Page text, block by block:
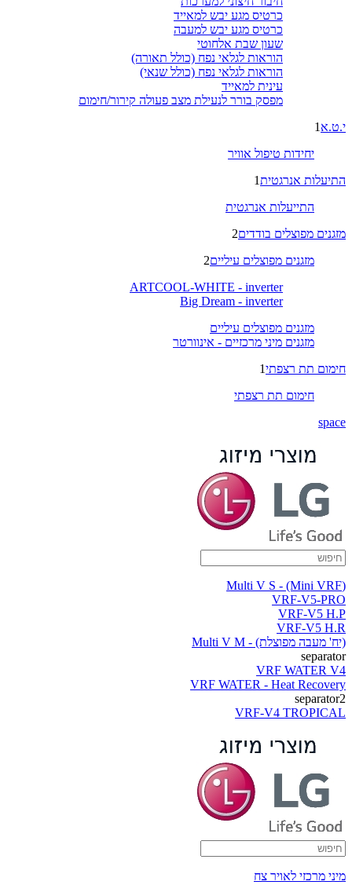
כרטיס מגע יבש למאייד
כרטיס מגע יבש למעבה
שעון שבת אלחוטי
הוראות לגלאי נפח (כולל תאורה)
הוראות לגלאי נפח (כולל שנאי)
עינית למאייד
מפסק בורר לנעילת מצב פעולה קירור/חימום
י.ט.א 1
יחידות טיפול אוויר
התיעלות אנרגטית1
התייעלות אנרגטית
מזגנים מפוצלים בודדים2
מזגנים מפוצלים עיליים2
ARTCOOL-WHITE - inverter
Big Dream - inverter
מזגנים מפוצלים עיליים
מזגנים מיני מרכזיים - אינוורטר
חימום תת רצפתי1
חימום תת רצפתי
space
(Multi V S - (Mini VRF
VRF-V5-PRO
VRF-V5 H.P
VRF-V5 H.R
(יח' מעבה מפוצלת) - Multi V M
separator
VRF WATER V4
VRF WATER - Heat Recovery
separator2
VRF-V4 TROPICAL
מיני מרכזי לאויר צח